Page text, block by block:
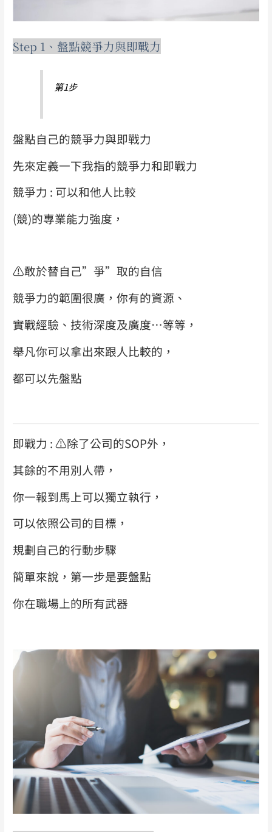
Step 1、盤點競爭力與即戰力
第1步
盤點自己的競爭力與即戰力
先來定義一下我指的競爭力和即戰力
競爭力 : 可以和他人比較
(競)的專業能力強度，
⚠️敢於替自己”爭”取的自信
競爭力的範圍很廣，你有的資源、
實戰經驗、技術深度及廣度…等等，
舉凡你可以拿出來跟人比較的，
都可以先盤點
即戰力 :⚠️除了公司的SOP外，
其餘的不用別人帶，
你一報到馬上可以獨立執行，
可以依照公司的目標，
規劃自己的行動步驟
簡單來說，第一步是要盤點
你在職場上的所有武器